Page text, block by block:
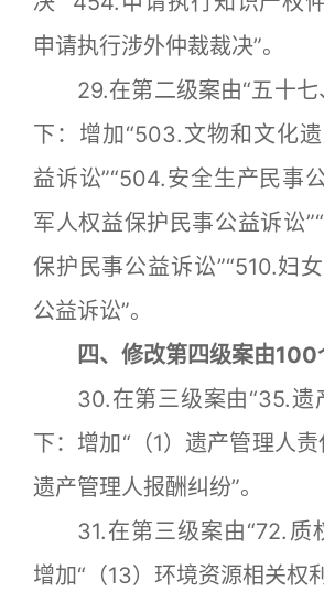
申请执行涉外仲裁裁决”。
29.在第二级案由“五十七
下：增加“503.文物和文化
益诉讼”“504.安全生产民事
军人权益保护民事公益诉讼
保护民事公益诉讼”“510.妇
公益诉讼”。
四、修改第四级案由100
30.在第三级案由“35.遗
下：增加“（1）遗产管理人责
遗产管理人报酬纠纷”。
31.在第三级案由“72.质权
增加“（13）环境资源相关权